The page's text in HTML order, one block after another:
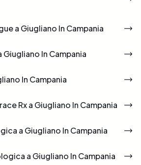
a Giugliano In Campania
Giugliano In Campania
In Campania
Rx a Giugliano In Campania
a Giugliano In Campania
a Giugliano In Campania